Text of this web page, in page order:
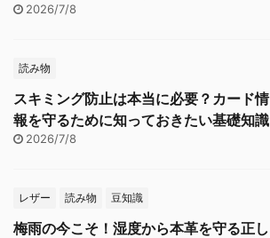
2026/7/8
読み物
スキミング防止は本当に必要？カード情
報を守るために知っておきたい基礎知識
2026/7/8
レザー 読み物 豆知識
梅雨の今こそ！湿度から本革を守る正し